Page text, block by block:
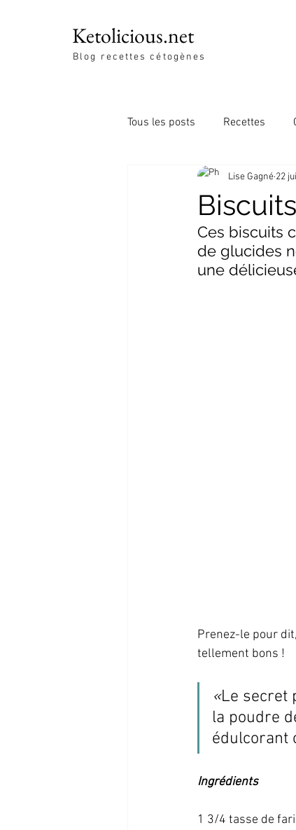
Ketolicious.net
Blog recettes cétogènes
Tous les posts Recettes
Lise Gagné 22
Ces biscuits
de glucides
une
Prenez-le pour
tellement bons !
«Le secret
la poudre
édulcorant
Ingrédients
1 3/4 tasse de